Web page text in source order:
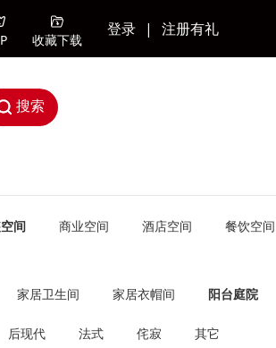
收藏下载
登录 | 注册有礼
搜索
间 商业空间 酒店空间
餐饮空间
家居卫生间 家居衣帽间 阳台庭院
后现代 法式 侘寂 其它